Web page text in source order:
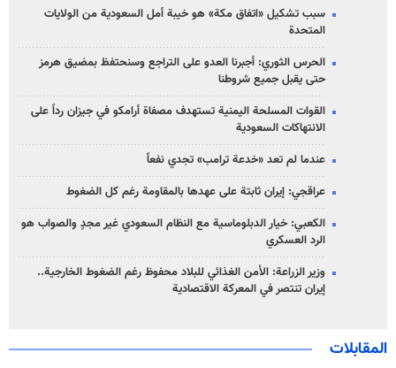
سبب تشكيل «اتفاق مكة» هو خيبة أمل السعودية من الولايات
المتحدة
الحرس الثوري: أجبرنا العدو على التراجع وسنحتفظ بمضيق هرمز
حتى يقبل جميع شروطنا
القوات المسلحة اليمنية تستهدف مصفاة أرامكو في جيزان رداً على
الانتهاكات السعودية
عندما لم تعد «خدعة ترامب» تجدي نفعاً
عراقجي: إيران ثابتة على عهدها بالمقاومة رغم كل الضغوط
الكعبي: خيار الدبلوماسية مع النظام السعودي غير مجدٍ والصواب هو
الرد العسكري
وزير الزراعة: الأمن الغذائي للبلاد محفوظ رغم الضغوط الخارجية..
إيران تنتصر في المعركة الاقتصادية
المقابلات